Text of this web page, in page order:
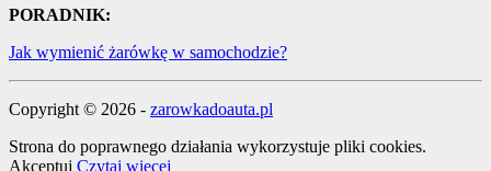
PORADNIK:
Jak wymienić żarówkę w samochodzie?
Copyright © 2026 - zarowkadoauta.pl
Strona do poprawnego działania wykorzystuje pliki cookies.
Akceptuj Czytaj więcej